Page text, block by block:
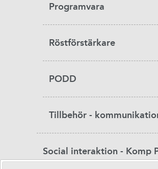
Programvara
Röstförstärkare
PODD
Tillbehör -
Social interaktion - Komp